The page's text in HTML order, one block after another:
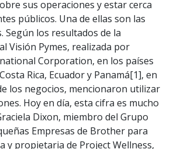
sus operaciones y estar cerca
públicos. Una de ellas son las
Según los resultados de la
Visión Pymes, realizada por
Corporation, en los países
Rica, Ecuador y Panamá[1], en
los negocios, mencionaron utilizar
Hoy en día, esta cifra es mucho
Dixon, miembro del Grupo
Empresas de Brother para
y propietaria de Project Wellness,